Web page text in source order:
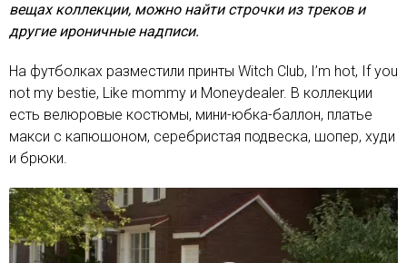
вещах коллекции, можно найти строчки из треков и
другие ироничные надписи.
На футболках разместили принты Witch Club, I’m hot, If you
not my bestie, Like mommy и Moneydealer. В коллекции
есть велюровые костюмы, мини-юбка-баллон, платье
макси с капюшоном, серебристая подвеска, шопер, худи
и брюки.